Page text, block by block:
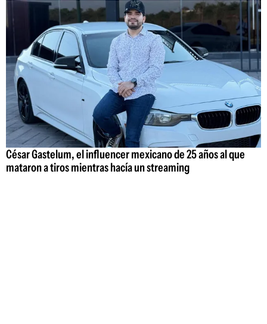
César Gastelum, el influencer mexicano de 25 años al que
mataron a tiros mientras hacía un streaming